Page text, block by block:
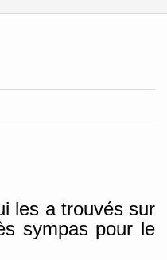
les a trouvés sur
sympas pour le